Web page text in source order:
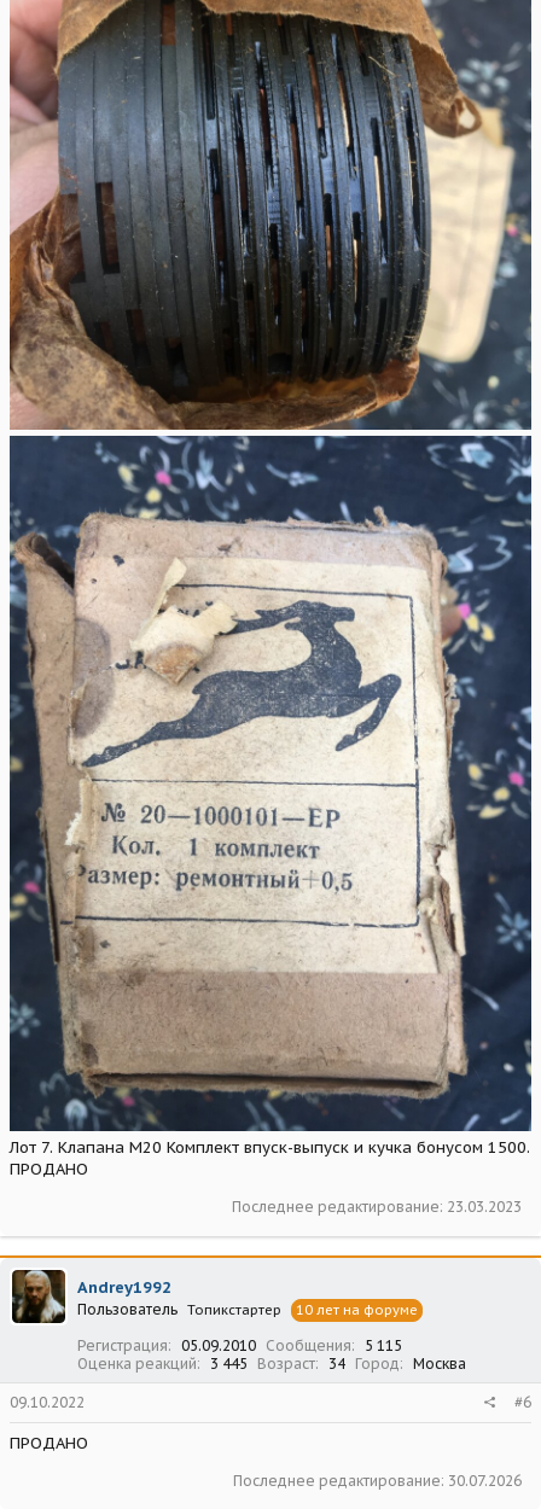
Лот 7. Клапана М20 Комплект впуск-выпуск и кучка бонусом 1500.
ПРОДАНО
Последнее редактирование: 23.03.2023
Andrey1992
Пользователь Топикстартер 10 лет на форуме
Регистрация 05.09.2010 Сообщения
5 115
Оценка реакций
3 445 Возраст 34 Город Москва
09.10.2022 #6
ПРОДАНО
Последнее редактирование: 30.07.2026